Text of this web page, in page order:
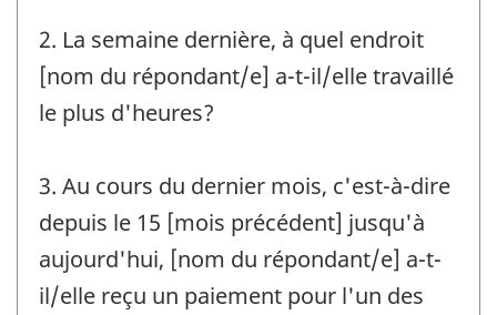
2. La semaine dernière, à quel endroit
[nom du répondant/e] a-t-il/elle travaillé
le plus d'heures?
3. Au cours du dernier mois, c'est-à-dire
depuis le 15 [mois précédent] jusqu'à
aujourd'hui, [nom du répondant/e] a-t-
il/elle reçu un paiement pour l'un des